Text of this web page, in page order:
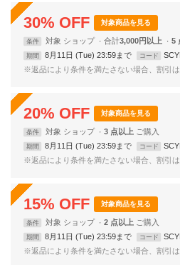
30% OFF 対象商品を見る
条件 対象 ショップ 合計3,000円以上 5
期間 8月11日 (Tue) 23:59まで コード
※返品により条件を満たさない場合、割引
20% OFF 対象商品を見る
条件 対象 ショップ 3 点以上
期間 8月11日 (Tue) 23:59まで コード
※返品により条件を満たさない場合、割引
15% OFF 対象商品を見る
条件 対象 ショップ 2 点以上
期間 8月11日 (Tue) 23:59まで コード
※返品により条件を満たさない場合、割引